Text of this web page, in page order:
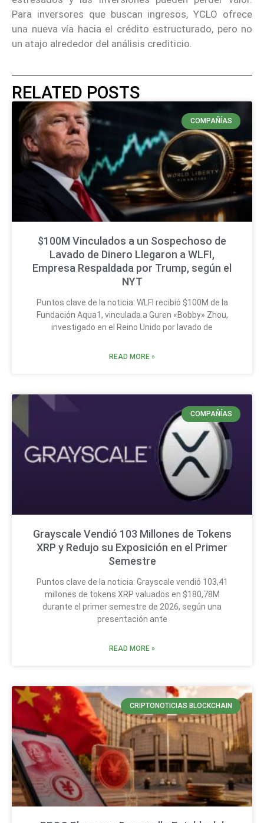
Para inversores que buscan ingresos, YCLO ofrece
una nueva vía hacia el crédito estructurado, pero no
un atajo alrededor del análisis crediticio.
RELATED POSTS
COMPAÑÍAS
$100M Vinculados a un Sospechoso de
Lavado de Dinero Llegaron a WLFI,
Empresa Respaldada por Trump, según el
NYT
Puntos clave de la noticia: WLFI recibió $100M de la
Fundación Aqua1, vinculada a Guren «Bobby» Zhou,
investigado en el Reino Unido por lavado de
READ MORE »
COMPAÑÍAS
Grayscale Vendió 103 Millones de Tokens
XRP y Redujo su Exposición en el Primer
Semestre
Puntos clave de la noticia: Grayscale vendió 103,41
millones de tokens XRP valuados en $180,78M
durante el primer semestre de 2026, según una
presentación ante
READ MORE »
CRIPTONOTICIAS BLOCKCHAIN